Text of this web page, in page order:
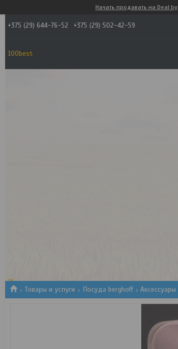
Начать продавать на Deal.by
+375 (29) 644-76-52 +375 (29) 502-42-59
100best
Товары и услуги Посуда berghoff Аксессуары